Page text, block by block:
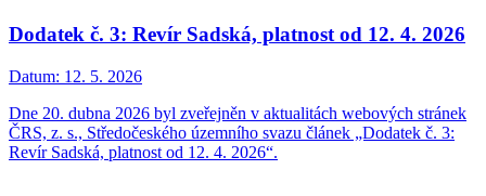
Dodatek č. 3: Revír Sadská, platnost od 12. 4. 2026
Datum: 12. 5. 2026
Dne 20. dubna 2026 byl zveřejněn v aktualitách webových stránek
ČRS, z. s., Středočeského územního svazu článek „Dodatek č. 3:
Revír Sadská, platnost od 12. 4. 2026“.